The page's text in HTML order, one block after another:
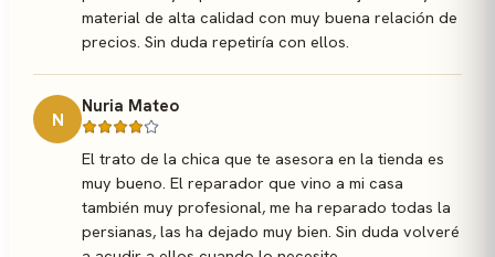
material de alta calidad con muy buena relación de
precios. Sin duda repetiría con ellos.
N
Nuria Mateo
El trato de la chica que te asesora en la tienda es
muy bueno. El reparador que vino a mi casa
también muy profesional, me ha reparado todas la
persianas, las ha dejado muy bien. Sin duda volveré